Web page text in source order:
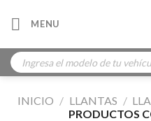
MENU
Búsqueda
de
productos
INICIO / LLANTAS /
PRODUCTOS